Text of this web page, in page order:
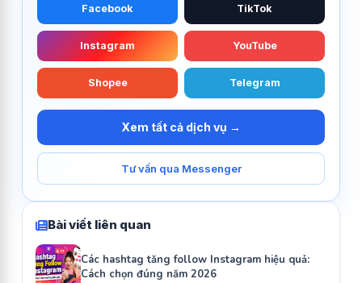
Facebook TikTok
Instagram YouTube
Shopee Telegram
Xem tất cả dịch vụ →
Tư vấn qua Messenger
Bài viết liên quan
Các hashtag tăng follow Instagram hiệu quả:
Cách chọn đúng năm 2026